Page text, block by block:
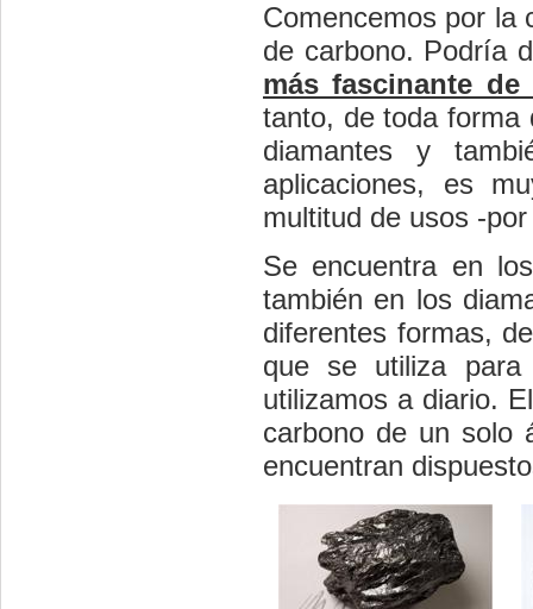
Comencemos por la
de carbono. Podría
más fascinante
tanto, de toda forma
diamantes y
aplicaciones, es
multitud de usos -
Se encuentra en
también en los
diferentes formas,
que se utiliza
utilizamos a diario.
carbono de un solo
encuentran